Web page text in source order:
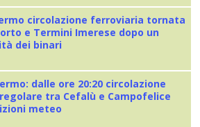
circolazione ferroviaria tornata
e Termini Imerese dopo un
dei binari
dalle ore 20:20 circolazione
tra Cefalù e Campofelice
meteo